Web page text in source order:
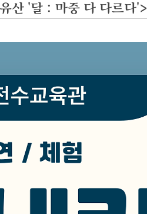
산 '달 : 마중 다 다르다'>